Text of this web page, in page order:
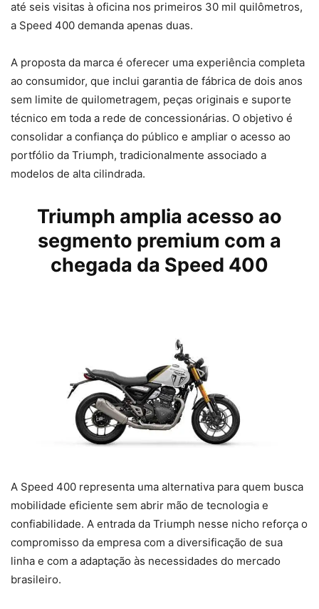
até seis visitas à oficina nos primeiros 30 mil quilômetros,
a Speed 400 demanda apenas duas.
A proposta da marca é oferecer uma experiência completa
ao consumidor, que inclui garantia de fábrica de dois anos
sem limite de quilometragem, peças originais e suporte
técnico em toda a rede de concessionárias. O objetivo é
consolidar a confiança do público e ampliar o acesso ao
portfólio da Triumph, tradicionalmente associado a
modelos de alta cilindrada.
Triumph amplia acesso ao
segmento premium com a
chegada da Speed 400
A Speed 400 representa uma alternativa para quem busca
mobilidade eficiente sem abrir mão de tecnologia e
confiabilidade. A entrada da Triumph nesse nicho reforça o
compromisso da empresa com a diversificação de sua
linha e com a adaptação às necessidades do mercado
brasileiro.